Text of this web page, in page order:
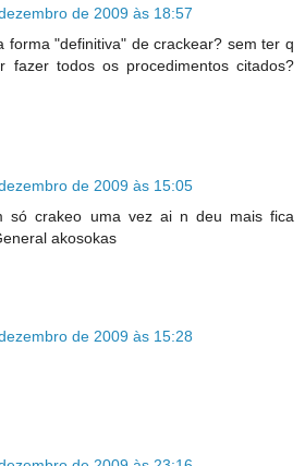
de 2009 às 18:57
forma "definitiva" de crackear? sem ter q
fazer todos os procedimentos citados?
de 2009 às 15:05
só crakeo uma vez ai n deu mais fica
akosokas
de 2009 às 15:28